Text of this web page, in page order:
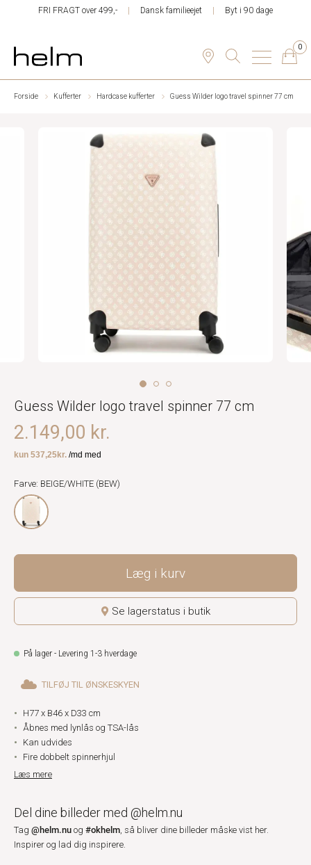
FRI FRAGT over 499,- Dansk familieejet Byt i 90 dage
0
Forside Kufferter Hardcase kufferter Guess Wilder logo travel spinner 77 cm
Guess Wilder logo travel spinner 77 cm
2.149,00 kr.
Farve: BEIGE/WHITE (BEW)
Læg i kurv
Se lagerstatus i butik
På lager - Levering 1-3 hverdage
TILFØJ TIL ØNSKESKYEN
H77 x B46 x D33 cm
Åbnes med lynlås og TSA-lås
Kan udvides
Fire dobbelt spinnerhjul
Læs mere
Del dine billeder med @helm.nu
Tag @helm.nu og #okhelm, så bliver dine billeder måske vist her.
Inspirer og lad dig inspirere.